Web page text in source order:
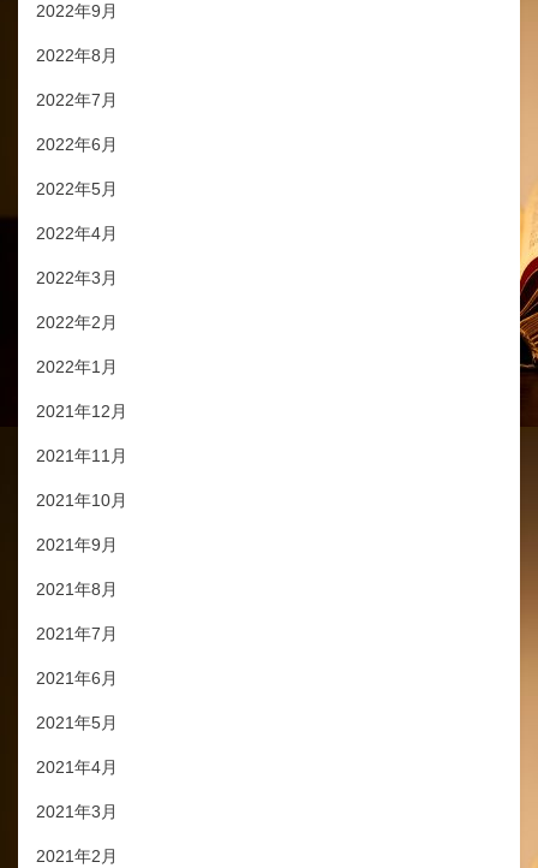
2022年9月
2022年8月
2022年7月
2022年6月
2022年5月
2022年4月
2022年3月
2022年2月
2022年1月
2021年12月
2021年11月
2021年10月
2021年9月
2021年8月
2021年7月
2021年6月
2021年5月
2021年4月
2021年3月
2021年2月